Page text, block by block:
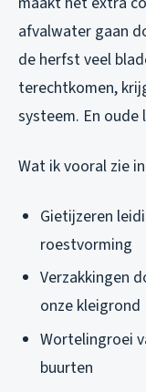
afvalwater gaan
de herfst veel
terechtkomen,
systeem. En
Wat ik vooral zie
Gietijzeren
roestvorming
Verzakkingen
onze kleigrond
Wortelingroei
buurten